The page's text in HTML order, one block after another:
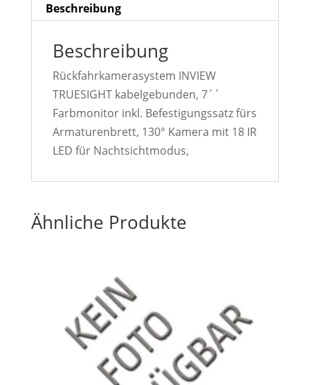
Beschreibung
Beschreibung
Rückfahrkamerasystem INVIEW
TRUESIGHT kabelgebunden, 7´´
Farbmonitor inkl. Befestigungssatz fürs
Armaturenbrett, 130° Kamera mit 18 IR
LED für Nachtsichtmodus,
Ähnliche Produkte